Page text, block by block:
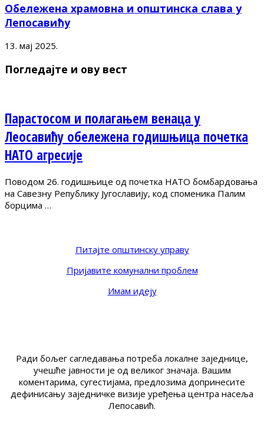
Обележена храмовна и општинска слава у
Лепосавићу
13. мај 2025.
Погледајте и ову вест
Парастосом и полагањем венаца у
Леосавићу обележена годишњица почетка
НАТО агресије
Поводом 26. годишњице од почетка НАТО бомбардовања
на Савезну Републику Југославију, код споменика Палим
борцима …
Питајте општинску управу
Пријавите комунални проблем
Имам идеју
Ради бољег сагледавања потреба локалне заједнице,
учешће јавности је од великог значаја. Вашим
коментарима, сугестијама, предлозима допринесите
дефинисању заједничке визије уређења центра насеља
Лепосавић.